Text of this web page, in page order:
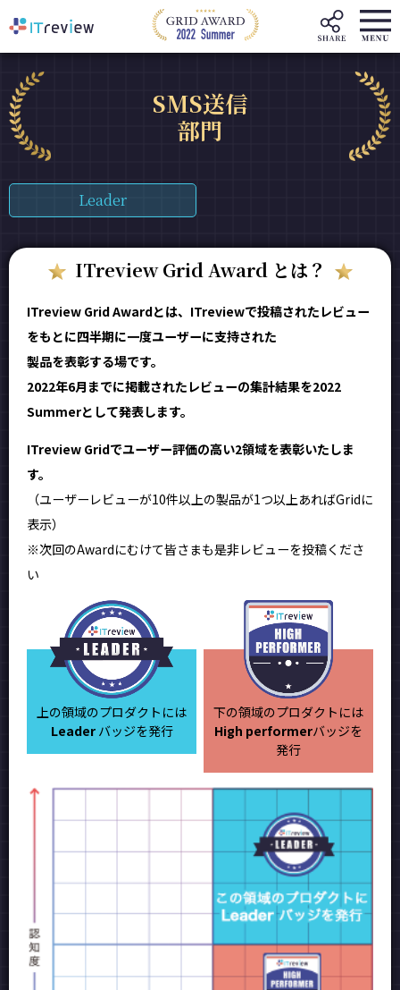
SMS送信
部門
Leader
ITreview Grid Award とは？
ITreview Grid Awardとは、ITreviewで投稿されたレビュー
をもとに四半期に一度ユーザーに支持された
製品を表彰する場です。
2022年6月までに掲載されたレビューの集計結果を2022
Summerとして発表します。
ITreview Gridでユーザー評価の高い2領域を表彰いたしま
す。
（ユーザーレビューが10件以上の製品が1つ以上あればGridに
表示）
※次回のAwardにむけて皆さまも是非レビューを投稿くださ
い
上の領域のプロダクトには
Leaderバッジを発行
下の領域のプロダクトには
High performerバッジを
発行